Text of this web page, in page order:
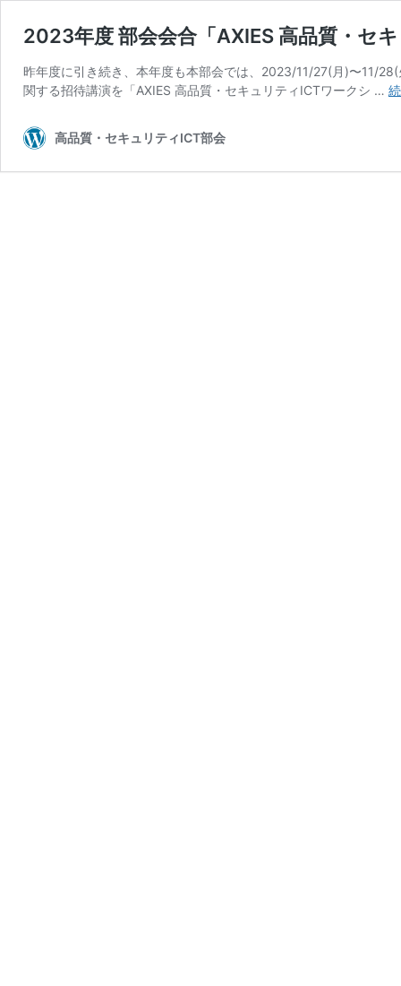
2023年度 部会会合「AXIES 高品質・セ
昨年度に引き続き、本年度も本部会では、2023/11/27(月)〜11/
関する招待講演を「AXIES 高品質・セキュリティICTワークシ …
高品質・セキュリティICT部会